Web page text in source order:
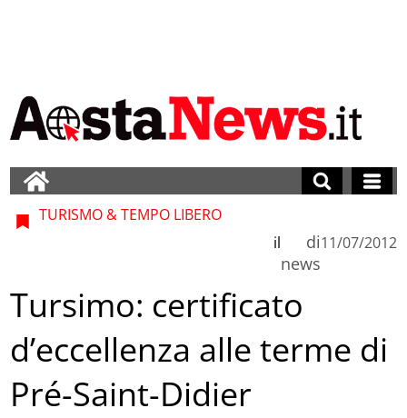
TURISMO & TEMPO LIBERO
di
news
il 11/07/2012
Tursimo: certificato
d’eccellenza alle terme di
Pré-Saint-Didier